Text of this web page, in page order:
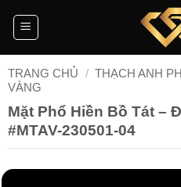
TRANG CHỦ / THẠCH ANH
VÀNG
Mặt Phổ Hiền Bồ Tát –
#MTAV-230501-04